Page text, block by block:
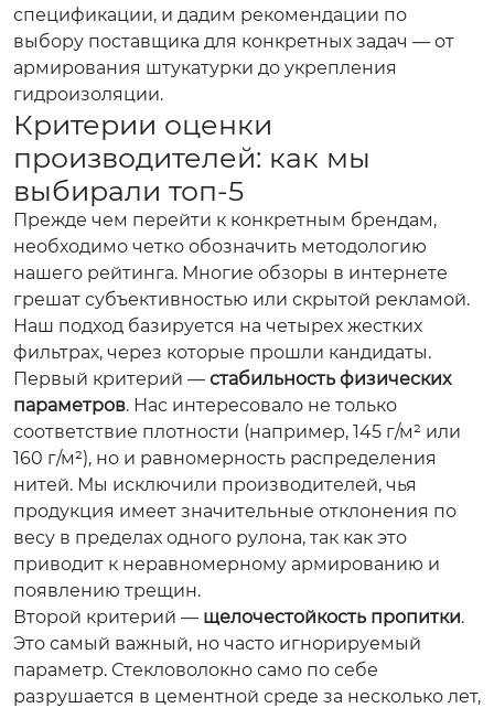
спецификации, и дадим рекомендации по
выбору поставщика для конкретных задач — от
армирования штукатурки до укрепления
гидроизоляции.
Критерии оценки
производителей: как мы
выбирали топ-5
Прежде чем перейти к конкретным брендам,
необходимо четко обозначить методологию
нашего рейтинга. Многие обзоры в интернете
грешат субъективностью или скрытой рекламой.
Наш подход базируется на четырех жестких
фильтрах, через которые прошли кандидаты.
Первый критерий — стабильность физических
параметров. Нас интересовало не только
соответствие плотности (например, 145 г/м² или
160 г/м²), но и равномерность распределения
нитей. Мы исключили производителей, чья
продукция имеет значительные отклонения по
весу в пределах одного рулона, так как это
приводит к неравномерному армированию и
появлению трещин.
Второй критерий — щелочестойкость пропитки.
Это самый важный, но часто игнорируемый
параметр. Стекловолокно само по себе
разрушается в цементной среде за несколько лет,